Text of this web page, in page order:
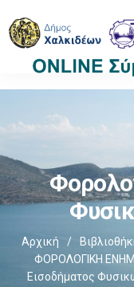
Αρχική /
ΦΟΡΟΛΟΓΙΚΗ
Εισοδήματος